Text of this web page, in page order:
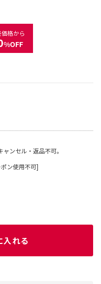
価格から
%OFF
ンセル・返品不可。
ン使用不可]
入れる